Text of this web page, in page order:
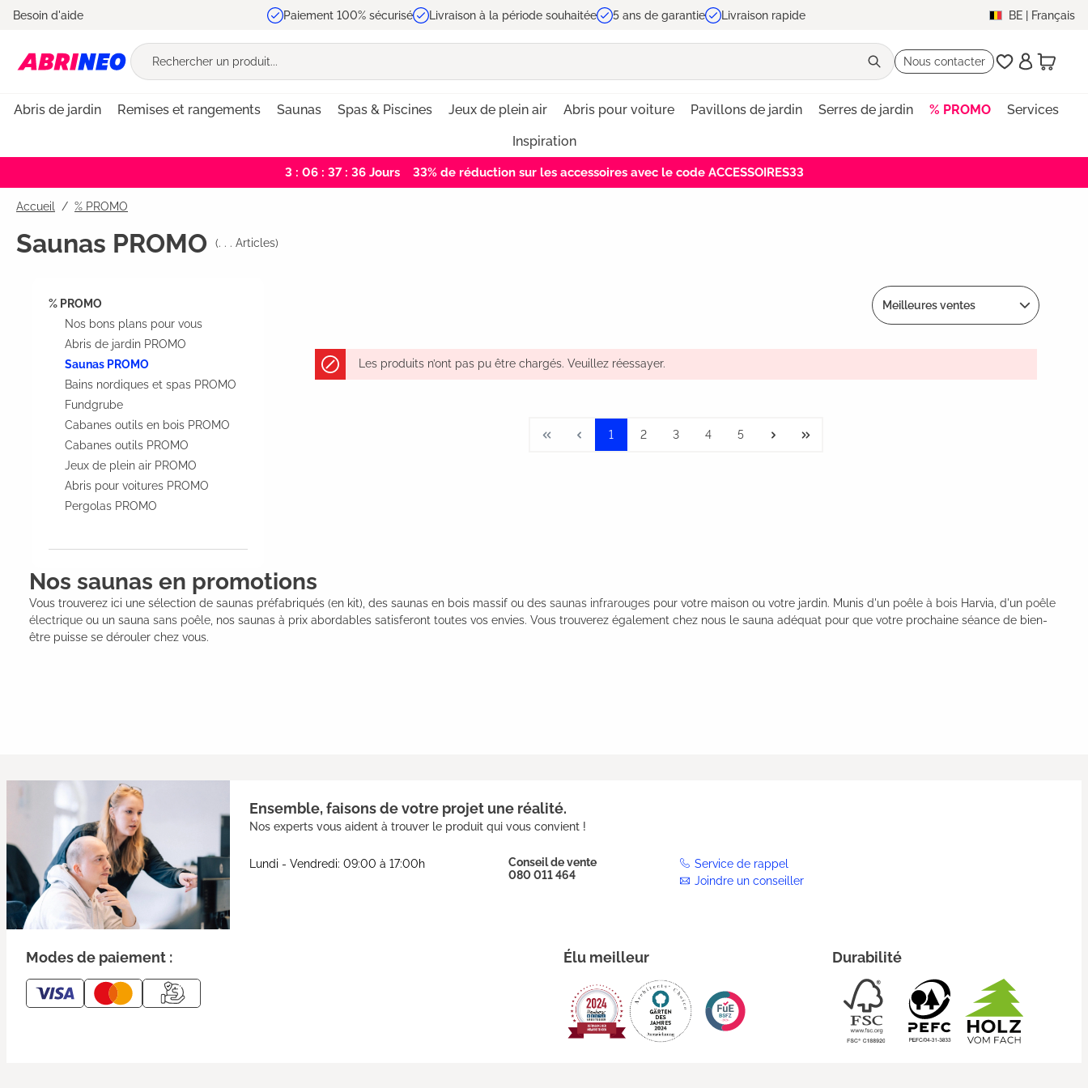
Passer à la navigation principale
Besoin d'aide Paiement 100% sécurisé Livraison à la période souhaitée 5 ans de garantie Livraison rapide BE | Français
Nous contacter
Abris de jardin Remises et rangements Saunas Spas & Piscines Jeux de plein air Abris pour voiture Pavillons de jardin Serres de jardin % PROMO Services
Inspiration
3 : 06 : 37 : 35Jours 33% de réduction sur les accessoires avec le code ACCESSOIRES33
Accueil % PROMO
Saunas PROMO (. . . Articles)
% PROMO
Nos bons plans pour vous
Abris de jardin PROMO
Saunas PROMO
Bains nordiques et spas PROMO
Fundgrube
Cabanes outils en bois PROMO
Cabanes outils PROMO
Jeux de plein air PROMO
Abris pour voitures PROMO
Pergolas PROMO
Meilleures ventes
Les produits n’ont pas pu être chargés. Veuillez réessayer.
1 2 3 4 5
Nos saunas en promotions
Vous trouverez ici une sélection de saunas préfabriqués (en kit), des saunas en bois massif ou des saunas infrarouges pour votre maison ou votre jardin. Munis d'un poêle à bois Harvia, d'un poêle
électrique ou un sauna sans poêle , nos saunas à prix abordables satisferont toutes vos envies. Vous trouverez également chez nous le sauna adéquat pour que votre prochaine séance de bien-
être puisse se dérouler chez vous.
Ensemble, faisons de votre projet une réalité.
Nos experts vous aident à trouver le produit qui vous convient !
Lundi - Vendredi: 09:00 à 17:00h
Conseil de vente
080 011 464
Service de rappel
Joindre un conseiller
Modes de paiement : Élu meilleur Durabilité